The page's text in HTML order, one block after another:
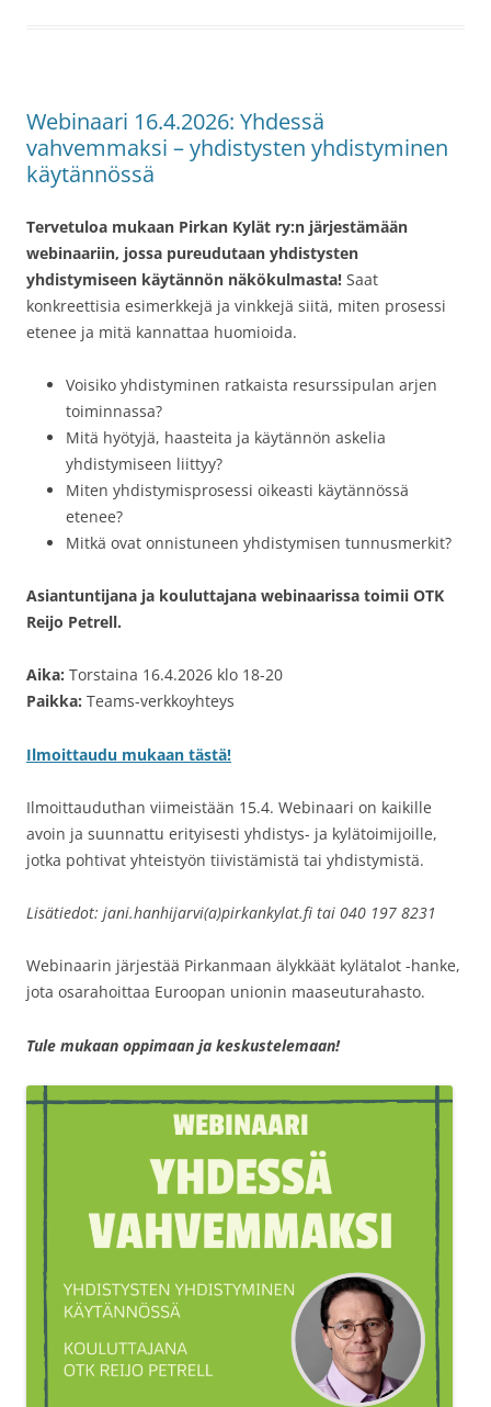
Webinaari 16.4.2026: Yhdessä
vahvemmaksi – yhdistysten yhdistyminen
käytännössä
Tervetuloa mukaan Pirkan Kylät ry:n järjestämään
webinaariin, jossa pureudutaan yhdistysten
yhdistymiseen käytännön näkökulmasta! Saat
konkreettisia esimerkkejä ja vinkkejä siitä, miten prosessi
etenee ja mitä kannattaa huomioida.
Voisiko yhdistyminen ratkaista resurssipulan arjen
toiminnassa?
Mitä hyötyjä, haasteita ja käytännön askelia
yhdistymiseen liittyy?
Miten yhdistymisprosessi oikeasti käytännössä
etenee?
Mitkä ovat onnistuneen yhdistymisen tunnusmerkit?
Asiantuntijana ja kouluttajana webinaarissa toimii OTK
Reijo Petrell.
Aika: Torstaina 16.4.2026 klo 18-20
Paikka: Teams-verkkoyhteys
Ilmoittaudu mukaan tästä!
Ilmoittauduthan viimeistään 15.4. Webinaari on kaikille
avoin ja suunnattu erityisesti yhdistys- ja kylätoimijoille,
jotka pohtivat yhteistyön tiivistämistä tai yhdistymistä.
Lisätiedot: jani.hanhijarvi(a)pirkankylat.fi tai 040 197 8231
Webinaarin järjestää Pirkanmaan älykkäät kylätalot -hanke,
jota osarahoittaa Euroopan unionin maaseuturahasto.
Tule mukaan oppimaan ja keskustelemaan!